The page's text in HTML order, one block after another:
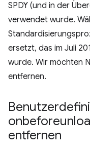
SPDY (und in der
verwendet wurde.
ersetzt, das im Juli
wurde. Wir möchten
entfernen.
entfernen